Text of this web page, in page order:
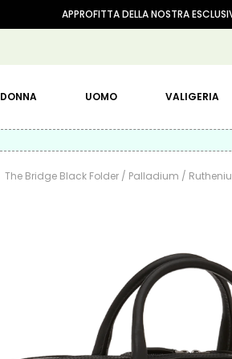
APPROFITTA DELLA NOSTRA
DONNA UOMO VALIGERIA
The Bridge Black Folder / Palladium /